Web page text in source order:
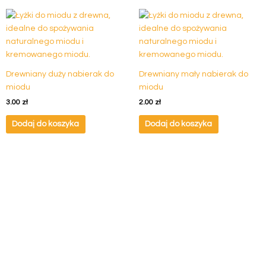
Drewniany duży nabierak do
miodu
3.00 zł
Dodaj do koszyka
Drewniany mały nabierak do
miodu
2.00 zł
Dodaj do koszyka